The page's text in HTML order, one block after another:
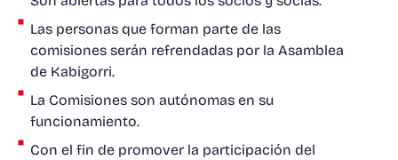
Las personas que forman parte de las
comisiones serán refrendadas por la Asamblea
de Kabigorri.
La Comisiones son autónomas en su
funcionamiento.
Con el fin de promover la participación del